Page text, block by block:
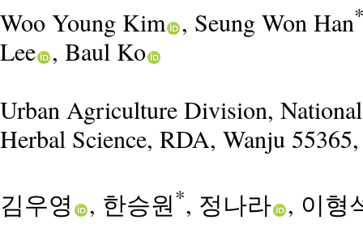
Woo Young Kim , Seung Won Han
Lee , Baul Ko
Urban Agriculture Division,
Herbal Science, RDA, Wanju
김우영 , 한승원*, 정나라 , 이형